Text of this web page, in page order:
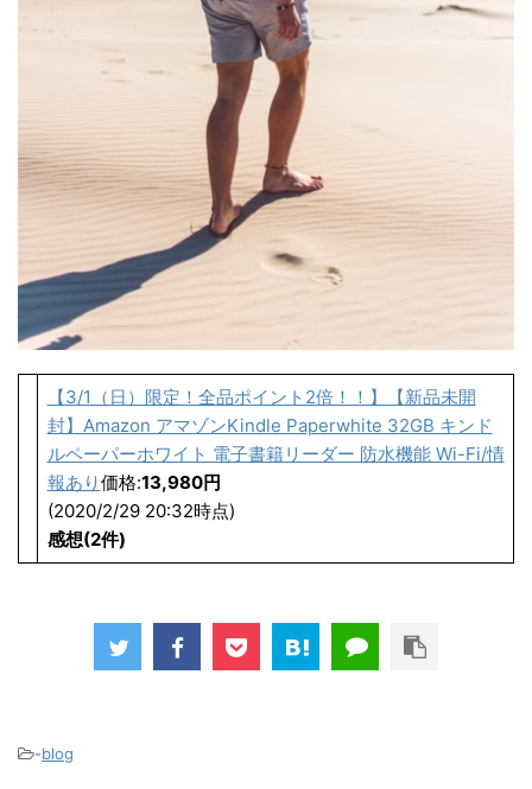
【3/1（日）限定！全品ポイント2倍！！】【新品未開
封】Amazon アマゾンKindle Paperwhite 32GB キンド
ルペーパーホワイト 電子書籍リーダー 防水機能 Wi-Fi/情
報あり価格:13,980円
(2020/2/29 20:32時点)
感想(2件)
-blog